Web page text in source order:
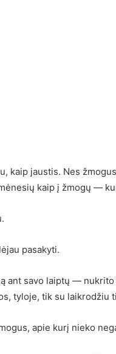
kaip jaustis. Nes
kaip į žmogų —
pasakyti.
ant savo laiptų —
tyloje, tik su laikrodžiu
apie kurį nieko